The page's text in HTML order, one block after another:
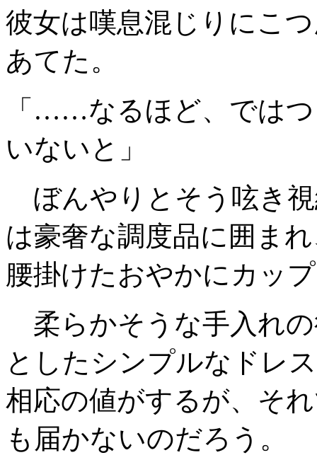
彼女は嘆息混じりにこ
あてた。
「……なるほど、では
いないと」
ぼんやりとそう呟き
は豪奢な調度品に囲ま
腰掛けたおやかにカッ
柔らかそうな手入れ
としたシンプルなドレ
相応の値がするが、そ
も届かないのだろう。